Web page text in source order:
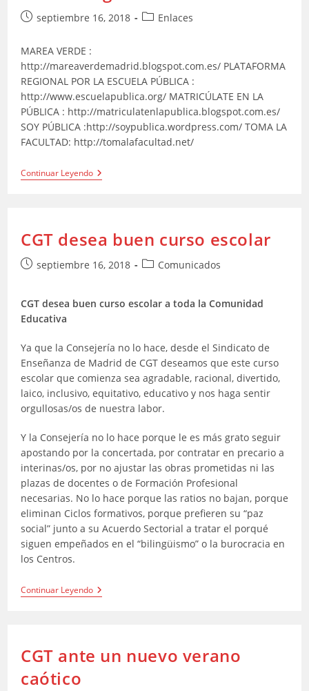
Publicación
la
entrada:
septiembre 16, 2018
Categoría
entrada:
Enlaces
MAREA VERDE :
http://mareaverdemadrid.blogspot.com.es/ PLATAFORMA
REGIONAL POR LA ESCUELA PÚBLICA :
http://www.escuelapublica.org/ MATRICÚLATE EN LA
PÚBLICA : http://matriculatenlapublica.blogspot.com.es/
SOY PÚBLICA :http://soypublica.wordpress.com/ TOMA LA
FACULTAD: http://tomalafacultad.net/
Continuar LeyendoWebs
Amigas
CGT desea buen curso escolar
Publicación
entrada:
septiembre 16, 2018
Categoría
entrada:
Comunicados
CGT desea buen curso escolar a toda la Comunidad
Educativa
Ya que la Consejería no lo hace, desde el Sindicato de
Enseñanza de Madrid de CGT deseamos que este curso
escolar que comienza sea agradable, racional, divertido,
laico, inclusivo, equitativo, educativo y nos haga sentir
orgullosas/os de nuestra labor.
Y la Consejería no lo hace porque le es más grato seguir
apostando por la concertada, por contratar en precario a
interinas/os, por no ajustar las obras prometidas ni las
plazas de docentes o de Formación Profesional
necesarias. No lo hace porque las ratios no bajan, porque
eliminan Ciclos formativos, porque prefieren su “paz
social” junto a su Acuerdo Sectorial a tratar el porqué
siguen empeñados en el “bilingüismo” o la burocracia en
los Centros.
Continuar LeyendoCGT
Desea
CGT ante un nuevo verano
caótico